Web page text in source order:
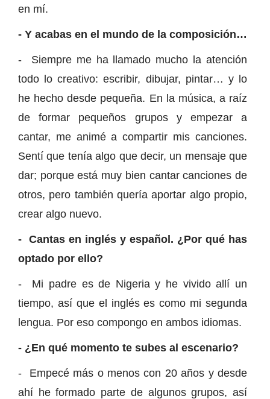
en mí.
- Y acabas en el mundo de la composición…
- Siempre me ha llamado mucho la atención
todo lo creativo: escribir, dibujar, pintar… y lo
he hecho desde pequeña. En la música, a raíz
de formar pequeños grupos y empezar a
cantar, me animé a compartir mis canciones.
Sentí que tenía algo que decir, un mensaje que
dar; porque está muy bien cantar canciones de
otros, pero también quería aportar algo propio,
crear algo nuevo.
- Cantas en inglés y español. ¿Por qué has
optado por ello?
- Mi padre es de Nigeria y he vivido allí un
tiempo, así que el inglés es como mi segunda
lengua. Por eso compongo en ambos idiomas.
- ¿En qué momento te subes al escenario?
- Empecé más o menos con 20 años y desde
ahí he formado parte de algunos grupos, así